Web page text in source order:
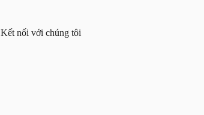
Kết nối với chúng tôi